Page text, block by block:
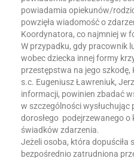
powiadamia opiekunów/
powzięła wiadomość o
Koordynatora, co najmniej w
W przypadku, gdy pracownik
wobec dziecka innej formy
przestępstwa na jego szkodę,
s.c. Eugeniusz Ławreniuk,
informacji, powinien zbadać
w szczególności
dorosłego podejrzewanego o
świadków zdarzenia.
Jeżeli osoba, która dopuściła
bezpośrednio zatrudniona